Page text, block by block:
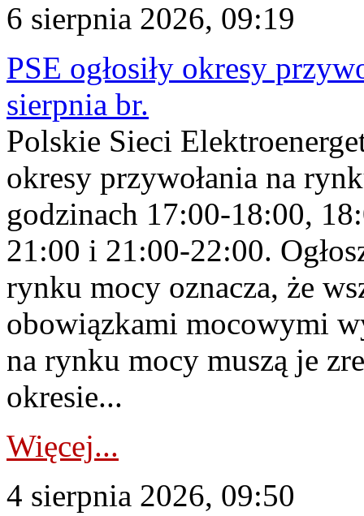
6 sierpnia 2026, 09:19
PSE ogłosiły okresy
sierpnia br.
Polskie Sieci
okresy przywołania na
godzinach 17:00-18:00,
21:00 i 21:00-22:00.
rynku mocy oznacza, że
obowiązkami mocowymi
na rynku mocy muszą je
okresie...
Więcej...
4 sierpnia 2026, 09:50